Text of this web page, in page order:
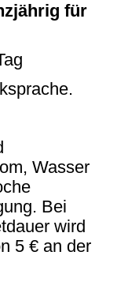
für
Wasser
Bei
wird
5 € an der